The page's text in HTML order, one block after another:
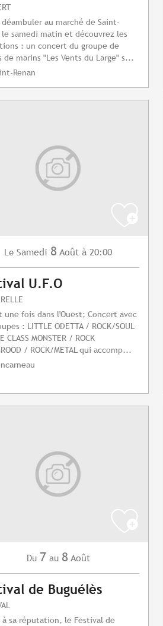
déambuler au marché de Saint-
le samedi matin et découvrez les
: un concert du groupe de
de marins "Les Vents du Large" s...
Renan
Le Samedi 8 Août à 20:00
U.F.O
une fois dans l'Ouest; Concert avec
: LITTLE ODETTA / ROCK/SOUL
CLASS MONSTER / ROCK
/ ROCK/METAL qui accomp...
Du 7 au 8 Août
de Buguélès
à sa réputation, le Festival de